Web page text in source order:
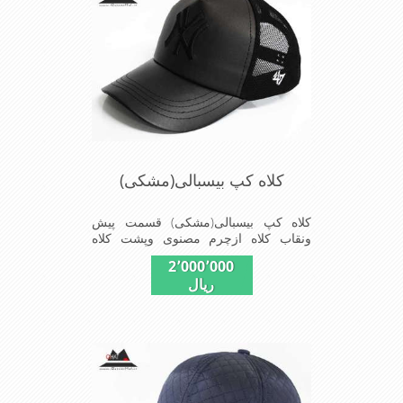
کلاه کپ بیسبالی(مشکی)
کلاه کپ بیسبالی(مشکی) قسمت پیش
ونقاب کلاه ازچرم مصنوی وپشت کلاه
ازپارچه توری دوخته شداین مدل کلاه در
سایز-55-56-57-58-59-قابل استفاده
است شیک و مناسب افراد خوش پوش
2٬000٬000
ریال